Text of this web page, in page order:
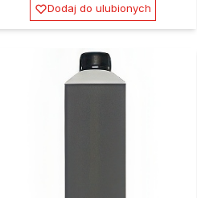
Dodaj do ulubionych